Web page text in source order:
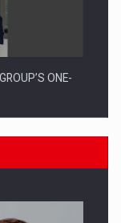
ONE-